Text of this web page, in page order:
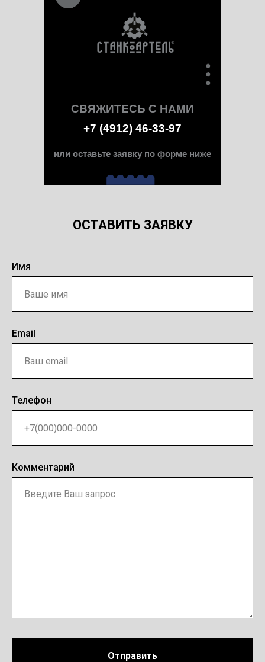
СВЯЖИТЕСЬ С НАМИ
+7 (4912) 46-33-97
или оставьте заявку по форме ниже
ОСТАВИТЬ ЗАЯВКУ
Имя
Email
Телефон
Комментарий
Отправить